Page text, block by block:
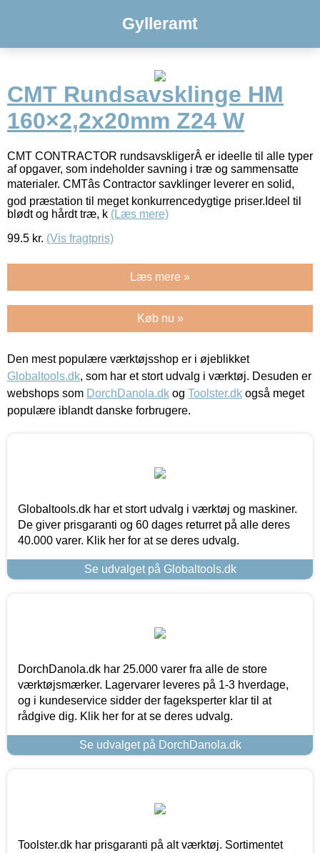
Gylleramt
CMT Rundsavsklinge HM
160×2,2x20mm Z24 W
CMT CONTRACTOR rundsavskligerÂ er ideelle til alle typer
af opgaver, som indeholder savning i træ og sammensatte
materialer. CMTâs Contractor savklinger leverer en solid,
god præstation til meget konkurrencedygtige priser.Ideel til
blødt og hårdt træ, k (Læs mere)
99.5 kr. (Vis fragtpris)
Læs mere »
Køb nu »
Den mest populære værktøjsshop er i øjeblikket
Globaltools.dk, som har et stort udvalg i værktøj. Desuden er
webshops som DorchDanola.dk og Toolster.dk også meget
populære iblandt danske forbrugere.
Globaltools.dk har et stort udvalg i værktøj og maskiner.
De giver prisgaranti og 60 dages returret på alle deres
40.000 varer. Klik her for at se deres udvalg.
Se udvalget på Globaltools.dk
DorchDanola.dk har 25.000 varer fra alle de store
værktøjsmærker. Lagervarer leveres på 1-3 hverdage,
og i kundeservice sidder der fageksperter klar til at
rådgive dig. Klik her for at se deres udvalg.
Se udvalget på DorchDanola.dk
Toolster.dk har prisgaranti på alt værktøj. Sortimentet